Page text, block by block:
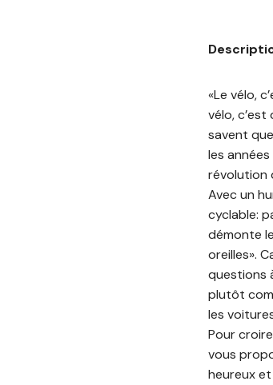
«Le vélo,
vélo,
savent
les
révolution
Avec un
cyclable:
démonte
oreilles».
questions
plutôt
les
Pour
vous
heureux